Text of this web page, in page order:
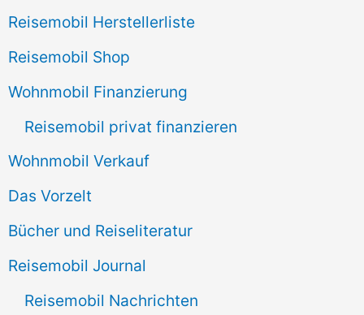
Reisemobil Herstellerliste
Reisemobil Shop
Wohnmobil Finanzierung
Reisemobil privat finanzieren
Wohnmobil Verkauf
Das Vorzelt
Bücher und Reiseliteratur
Reisemobil Journal
Reisemobil Nachrichten